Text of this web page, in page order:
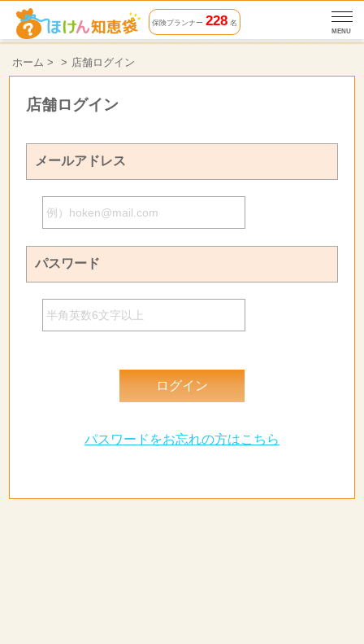
保険プランナー228 名
MENU
ホーム > 店舗ログイン
店舗ログイン
メールアドレス
パスワード
パスワードをお忘れの方はこちら